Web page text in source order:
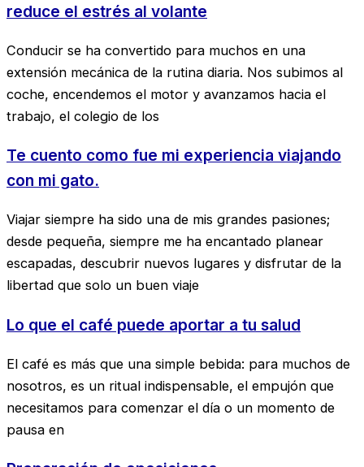
reduce el estrés al volante
Conducir se ha convertido para muchos en una
extensión mecánica de la rutina diaria. Nos subimos al
coche, encendemos el motor y avanzamos hacia el
trabajo, el colegio de los
Te cuento como fue mi experiencia viajando
con mi gato.
Viajar siempre ha sido una de mis grandes pasiones;
desde pequeña, siempre me ha encantado planear
escapadas, descubrir nuevos lugares y disfrutar de la
libertad que solo un buen viaje
Lo que el café puede aportar a tu salud
El café es más que una simple bebida: para muchos de
nosotros, es un ritual indispensable, el empujón que
necesitamos para comenzar el día o un momento de
pausa en